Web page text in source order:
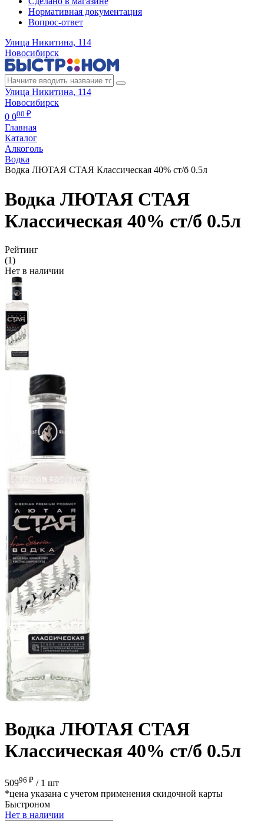
Нормативная документация
Вопрос-ответ
Улица Никитина, 114
Новосибирск
Улица Никитина, 114
Новосибирск
0 000 ₽
Главная
Каталог
Алкоголь
Водка
Водка ЛЮТАЯ СТАЯ Классическая 40% ст/б 0.5л
Водка ЛЮТАЯ СТАЯ
Классическая 40% ст/б 0.5л
Рейтинг
(1)
Нет в наличии
Водка ЛЮТАЯ СТАЯ
Классическая 40% ст/б 0.5л
50996 ₽ / 1 шт
*цена указана с учетом применения скидочной карты
Быстроном
Нет в наличии